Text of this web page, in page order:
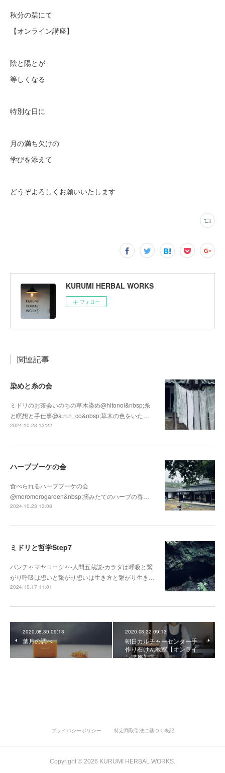
秋分の栞にて
【オンライン講座】
陰と陽とが
等しくなる
特別な日に
月の満ち欠けの
学びを添えて
どうぞよろしくお願いいたします
KURUMI HERBAL WORKS
フォロー
関連記事
染めと糸の会
ミドリのお茶会いのちの草木染め@hitonoi&nbsp;糸
と瞑想と手仕事@a.n.n_co&nbsp;草木の色をいた…
2024.10.23 13:22
ハーブブーケの会
食べられるハーブブーケの会
@moromorogarden&nbsp;摘みたてのハーブの香…
2024.10.23 13:08
ミドリと哲学Step7
パンチャマヤコーシャ-人間五蔵説-カラダは呼吸と繋
がり呼吸は想いと繋がり想いは生き方と繋がり生き…
2024.10.17 11:01
2020.08.30 09:13
葉月の調べ
2020.08.22 09:13
朝日カルチャーセンター手
作り石けん教室【オンライ
ン講座】
プライバシーポリシー 特定商取引法に基づく表記
Copyright © 2026 KURUMI HERBAL WORKS.